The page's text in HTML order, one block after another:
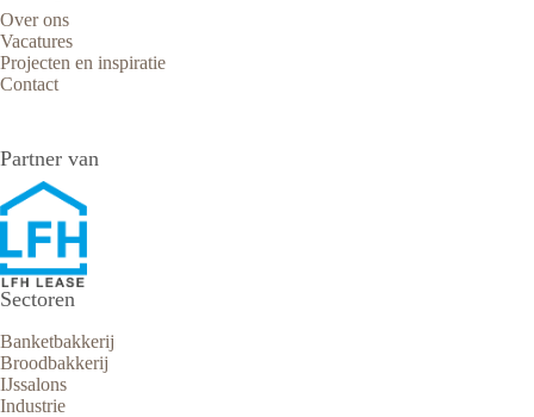
Over ons
Vacatures
Projecten en inspiratie
Contact
Partner van
Sectoren
Banketbakkerij
Broodbakkerij
IJssalons
Industrie